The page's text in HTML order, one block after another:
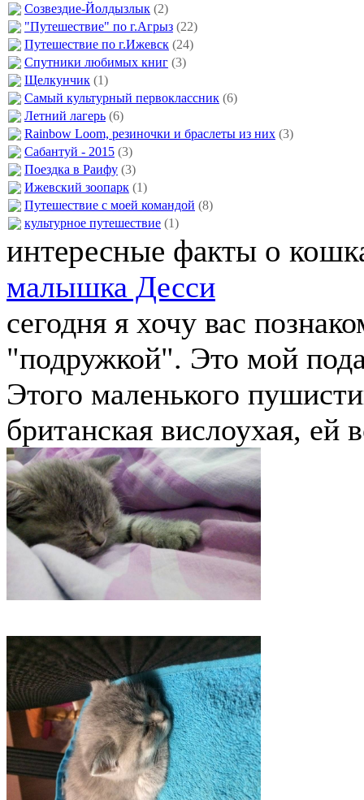
Созвездие-Йолдызлык (2)
"Путешествие" по г.Агрыз (22)
Путешествие по г.Ижевск (24)
Спутники любимых книг (3)
Щелкунчик (1)
Самый культурный первоклассник (6)
Летний лагерь (6)
Rainbow Loom, резиночки и браслеты из них (3)
Сабантуй - 2015 (3)
Поездка в Раифу (3)
Ижевский зоопарк (1)
Путешествие с моей командой (8)
культурное путешествие (1)
интересные факты о
малышка Десси
сегодня я хочу вас
"подружкой". Это мой
Этого маленького
британская вислоухая, ей